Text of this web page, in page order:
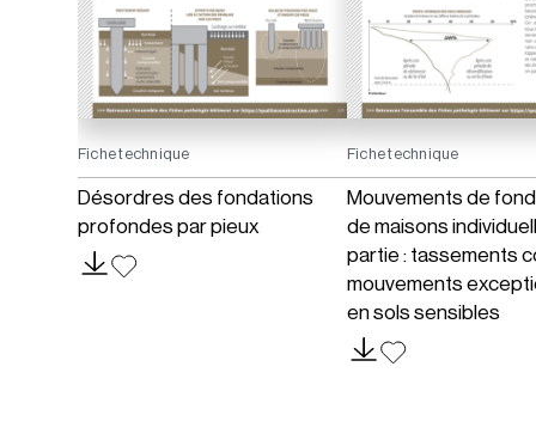
Fiche technique
Désordres des fondations
profondes par pieux
Fiche technique
Mouvements de
de maisons
partie : tassements
mouvements
en sols sensibles